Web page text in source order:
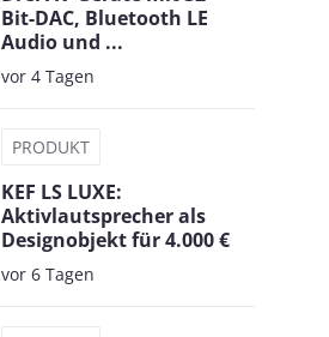
Bit-DAC, Bluetooth LE
Audio und ...
vor 4 Tagen
PRODUKT
KEF LS LUXE:
Aktivlautsprecher als
Designobjekt für 4.000 €
vor 6 Tagen